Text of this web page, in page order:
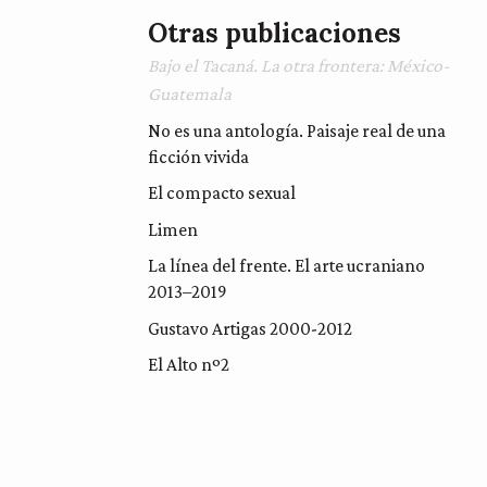
Otras publicaciones
Bajo el Tacaná. La otra frontera: México-
Guatemala
No es una antología. Paisaje real de una
ficción vivida
El compacto sexual
Limen
La línea del frente. El arte ucraniano
2013–2019
Gustavo Artigas 2000-2012
El Alto nº2